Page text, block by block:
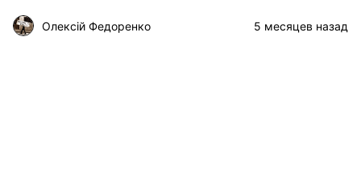
Олексій Федоренко 5 месяцев назад